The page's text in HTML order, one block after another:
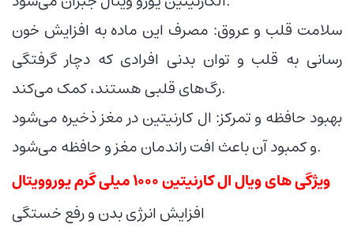
سلامت قلب و عروق: مصرف این ماده به افزایش خون
رسانی به قلب و توان بدنی افرادی که دچار گرفتگی
رگ‌های قلبی هستند، کمک می‌کند.
بهبود حافظه و تمرکز: ال کارنیتین در مغز ذخیره می‌شود
و کمبود آن باعث افت راندمان مغز و حافظه می‌شود.
ویژگی های ویال ال کارنیتین ۱۰۰۰ میلی گرم یوروویتال
افزایش انرژی بدن و رفع خستگی